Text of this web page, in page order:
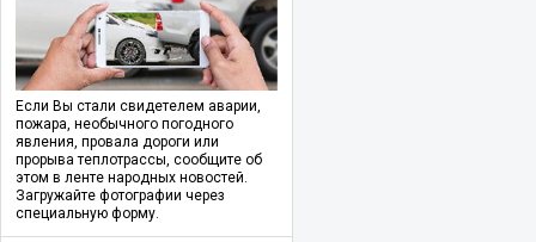
Если Вы стали свидетелем аварии,
пожара, необычного погодного
явления, провала дороги или
прорыва теплотрассы, сообщите об
этом в ленте народных новостей.
Загружайте фотографии через
специальную форму.